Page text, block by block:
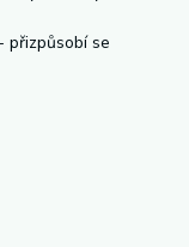
přizpůsobí se